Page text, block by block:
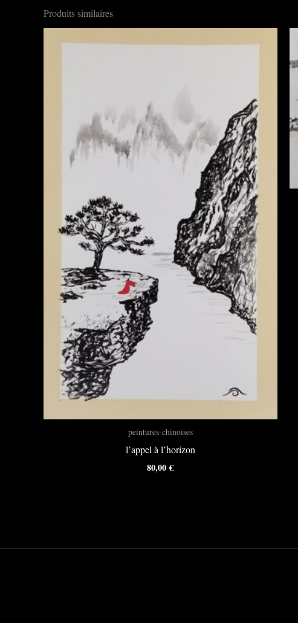
Produits similaires
peintures-chinoises
l’appel à l’horizon
80,00€